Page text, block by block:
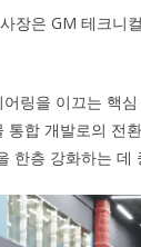
장은 GM 테크니
링을 이끄는 핵
합 개발로의 전
한층 강화하는 데